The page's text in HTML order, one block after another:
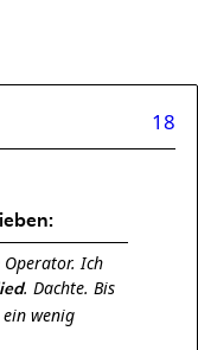
18
Operator. Ich
. Dachte. Bis
wenig